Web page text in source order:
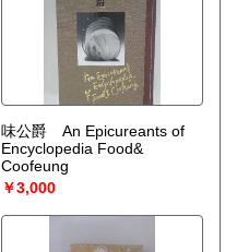
味公爵 An Epicureants of
Encyclopedia Food&
Coofeung
￥3,000